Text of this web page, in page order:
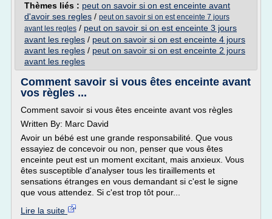
Thèmes liés : peut on savoir si on est enceinte avant
d'avoir ses regles / peut on savoir si on est enceinte 7 jours
avant les regles / peut on savoir si on est enceinte 3 jours
avant les regles / peut on savoir si on est enceinte 4 jours
avant les regles / peut on savoir si on est enceinte 2 jours
avant les regles
Comment savoir si vous êtes enceinte avant
vos règles ...
Comment savoir si vous êtes enceinte avant vos règles
Written By: Marc David
Avoir un bébé est une grande responsabilité. Que vous
essayiez de concevoir ou non, penser que vous êtes
enceinte peut est un moment excitant, mais anxieux. Vous
êtes susceptible d'analyser tous les tiraillements et
sensations étranges en vous demandant si c'est le signe
que vous attendez. Si c'est trop tôt pour...
Lire la suite